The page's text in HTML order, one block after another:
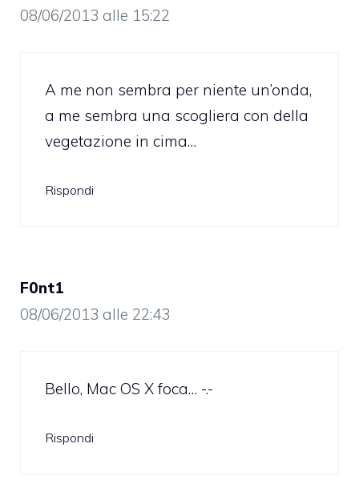
08/06/2013 alle 15:22
A me non sembra per niente un’onda,
a me sembra una scogliera con della
vegetazione in cima…
Rispondi
F0nt1
08/06/2013 alle 22:43
Bello, Mac OS X foca… -.-
Rispondi